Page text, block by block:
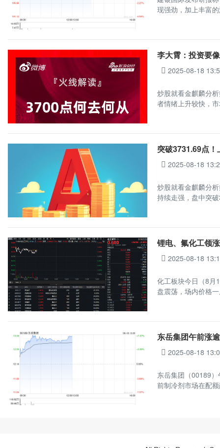
现强劲，加上丰富
李大霄：投资要
2025-08-18
炒股就看金麒麟分
者情绪上升较快，
突破3731.69点
2025-08-18
炒股就看金麒麟分
持续走强，盘中突
锂电、氟化工领
2025-08-18
化工板块今日（8月
盘震荡，场内价格
东岳集团午前涨
2025-08-18
东岳集团（00189
前制冷剂市场在配